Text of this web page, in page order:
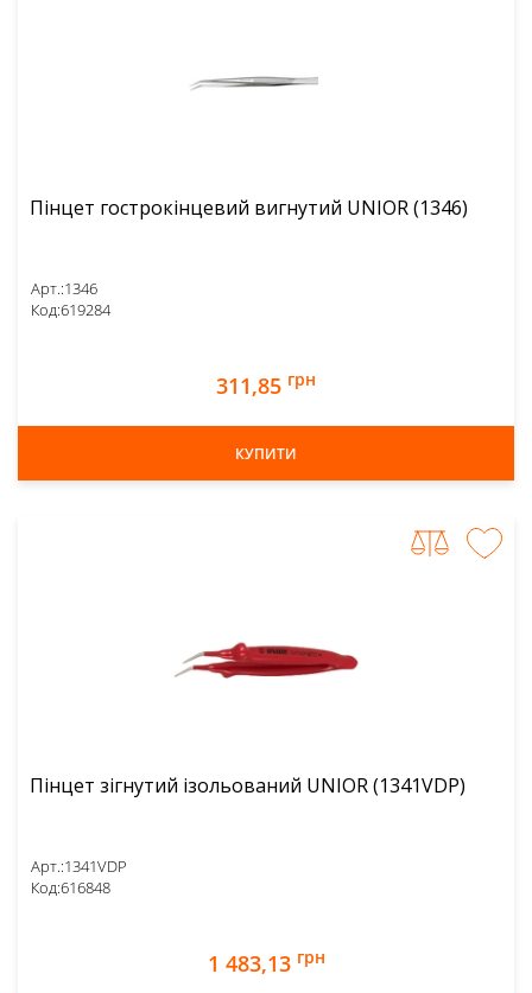
Пінцет гострокінцевий вигнутий UNIOR (1346)
Арт.:1346
Код:619284
311,85 грн
КУПИТИ
Пінцет зігнутий ізольований UNIOR (1341VDP)
Арт.:1341VDP
Код:616848
1 483,13 грн